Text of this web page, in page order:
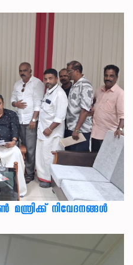
നിവേദനങ്ങള്‍